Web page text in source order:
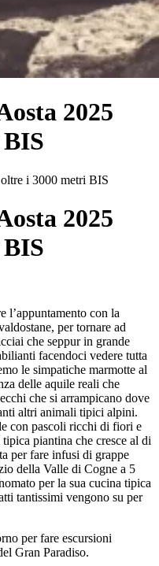
2025
i 3000 metri BIS
2025
l’appuntamento con la
per tornare ad
che seppur in grande
facendoci vedere tutta
le simpatiche marmotte al
delle aquile reali che
che si arrampicano dove
altri animali tipici alpini.
con pascoli ricchi di fiori e
piantina che cresce al di
per fare infusi di grappe
della Valle di Cogne a 5
per la sua cucina tipica
tantissimi vengono su per
per fare escursioni
Gran Paradiso.